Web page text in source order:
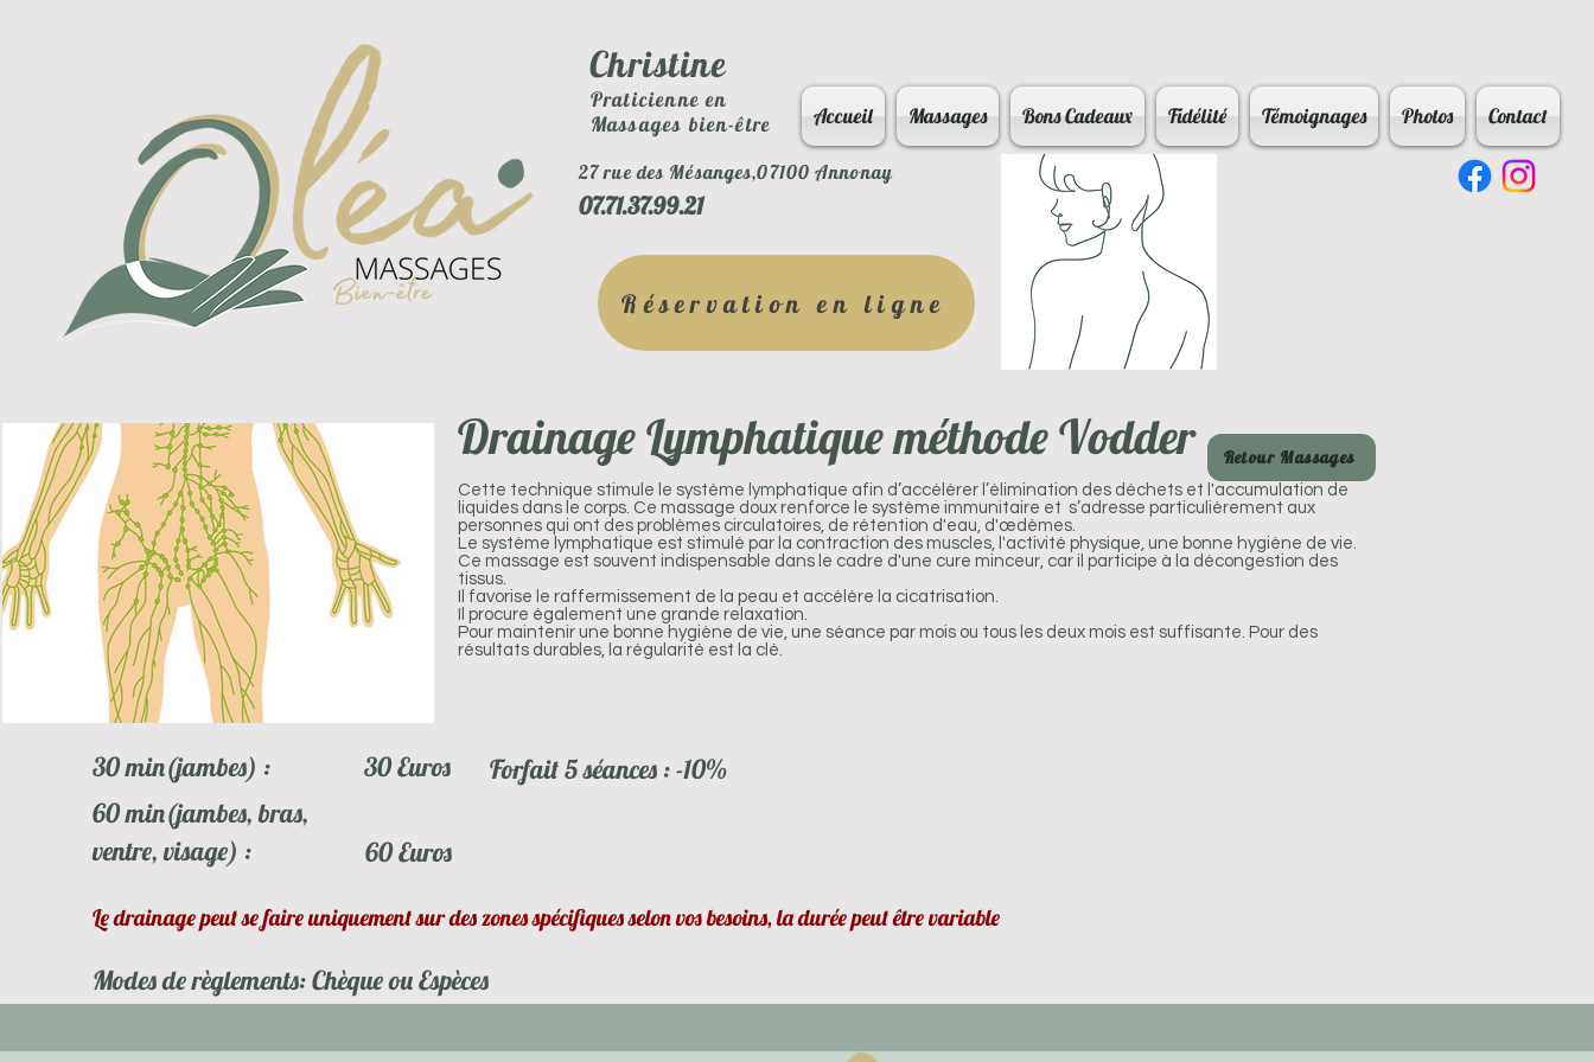
Christine
Praticienne en
Massages bien-être
Réservation en ligne
Accueil Massages Bons Cadeaux Fidélité Témoignages Photos Contact
27 rue des Mésanges,07100 Annonay
07.71.37.99.21
30 min(jambes) :
30 Euros
60 min(jambes, bras,
ventre, visage) :
60 Euros
Drainage Lymphatique méthode Vodder Retour Massages
Cette technique stimule le système lymphatique afin d’accélérer l’élimination des déchets et l'accumulation de
liquides dans le corps. Ce massage doux renforce le système immunitaire et s’adresse particulièrement aux
personnes qui ont des problèmes circulatoires, de rétention d'eau, d'œdèmes.
Le système lymphatique est stimulé par la contraction des muscles, l'activité physique, une bonne hygiène de vie.
Ce massage est souvent indispensable dans le cadre d'une cure minceur, car il participe à la décongestion des
tissus.
Il favorise le raffermissement de la peau et accélère la cicatrisation.
Il procure également une grande relaxation.​
Pour maintenir une bonne hygiène de vie, une séance par mois ou tous les deux mois est suffisante. Pour des
résultats durables, la régularité est la clé.
Forfait 5 séances : -10%
Le drainage peut se faire uniquement sur des zones spécifiques selon vos besoins, la durée peut être variable
Modes de règlements: Chèque ou Espèces